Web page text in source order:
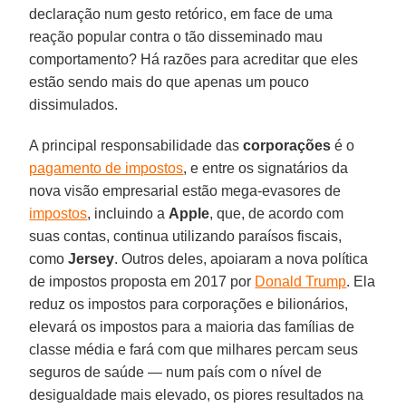
declaração num gesto retórico, em face de uma
reação popular contra o tão disseminado mau
comportamento? Há razões para acreditar que eles
estão sendo mais do que apenas um pouco
dissimulados.
A principal responsabilidade dascorporações é o
pagamento de impostos, e entre os signatários da
nova visão empresarial estão mega-evasores de
impostos, incluindo a Apple, que, de acordo com
suas contas, continua utilizando paraísos fiscais,
comoJersey. Outros deles, apoiaram a nova política
de impostos proposta em 2017 por Donald Trump. Ela
reduz os impostos para corporações e bilionários,
elevará os impostos para a maioria das famílias de
classe média e fará com que milhares percam seus
seguros de saúde — num país com o nível de
desigualdade mais elevado, os piores resultados na